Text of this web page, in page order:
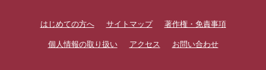
はじめての方へ サイトマップ 著作権・免責事項
個人情報の取り扱い アクセス お問い合わせ